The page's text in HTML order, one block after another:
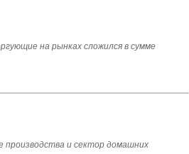
на рынках сложился в сумме
производства и сектор домашних